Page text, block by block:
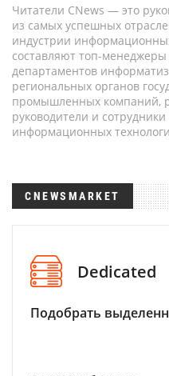
Читатели CNews — это
из самых успешных
индустрии
составляют топ-
департаментов
региональных органов
промышленных компаний,
руководители и
информационных
CNEWSMARKET
Dedicated
Подобрать